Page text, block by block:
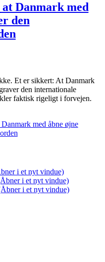
Danmark med
den
Et er sikkert: At Danmark
den internationale
faktisk rigeligt i forvejen.
med åbne øjne
i et nyt vindue)
i et nyt vindue)
i et nyt vindue)